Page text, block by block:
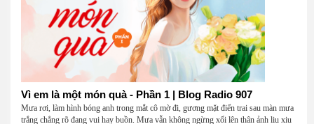
Vì em là một món quà - Phần 1 | Blog Radio 907
Mưa rơi, làm hình bóng anh trong mắt cô mờ đi, gương mặt điển trai sau màn mưa
trắng chẳng rõ đang vui hay buồn. Mưa vẫn không ngừng xối lên thân ảnh liu xiu